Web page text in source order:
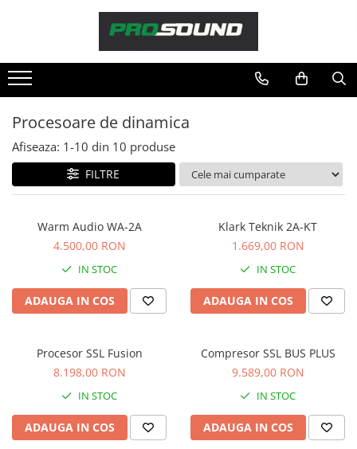
Sonorizare / PA
Adaptoare phantom
Adresare publica 100V
Amplificatoare Audio
Boxe Audio
Mixere audio
Monitorizare In-Ear
Pickup-uri, platane & accesorii
Playere si Recordere
Procesoare si efecte
Stabilizatoare de tensiune UPS si
Power Conditioner
Unelte Audio
Microfoane
Accesorii de microfoane
Procesoare de dinamica
Afiseaza: 1-10 din 10 produse
FILTRE
Warm Audio WA-2A
4.500,00 RON
IN STOC
ADAUGA IN COS
Klark Teknik 2A-KT
1.669,00 RON
IN STOC
ADAUGA IN COS
Procesor SSL Fusion
8.198,00 RON
IN STOC
ADAUGA IN COS
Compresor SSL BUS PLUS
9.589,00 RON
IN STOC
ADAUGA IN COS